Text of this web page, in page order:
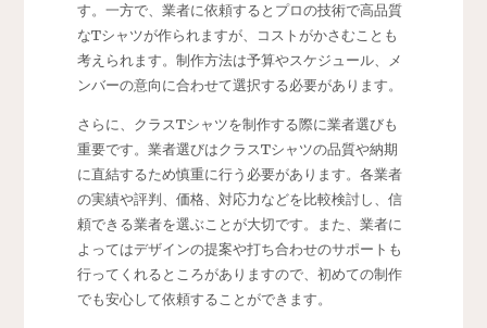
す。一方で、業者に依頼するとプロの技術で高品質
なTシャツが作られますが、コストがかさむことも
考えられます。制作方法は予算やスケジュール、メ
ンバーの意向に合わせて選択する必要があります。
さらに、クラスTシャツを制作する際に業者選びも
重要です。業者選びはクラスTシャツの品質や納期
に直結するため慎重に行う必要があります。各業者
の実績や評判、価格、対応力などを比較検討し、信
頼できる業者を選ぶことが大切です。また、業者に
よってはデザインの提案や打ち合わせのサポートも
行ってくれるところがありますので、初めての制作
でも安心して依頼することができます。